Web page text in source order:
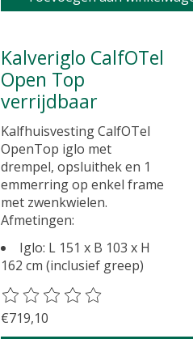
Kalveriglo CalfOTel
Open Top
verrijdbaar
Kalfhuisvesting CalfOTel
OpenTop iglo met
drempel, opsluithek en 1
emmerring op enkel frame
met zwenkwielen.
Afmetingen:
Iglo: L 151 x B 103 x H
162 cm (inclusief greep)
De beoordeling van dit
€719,10